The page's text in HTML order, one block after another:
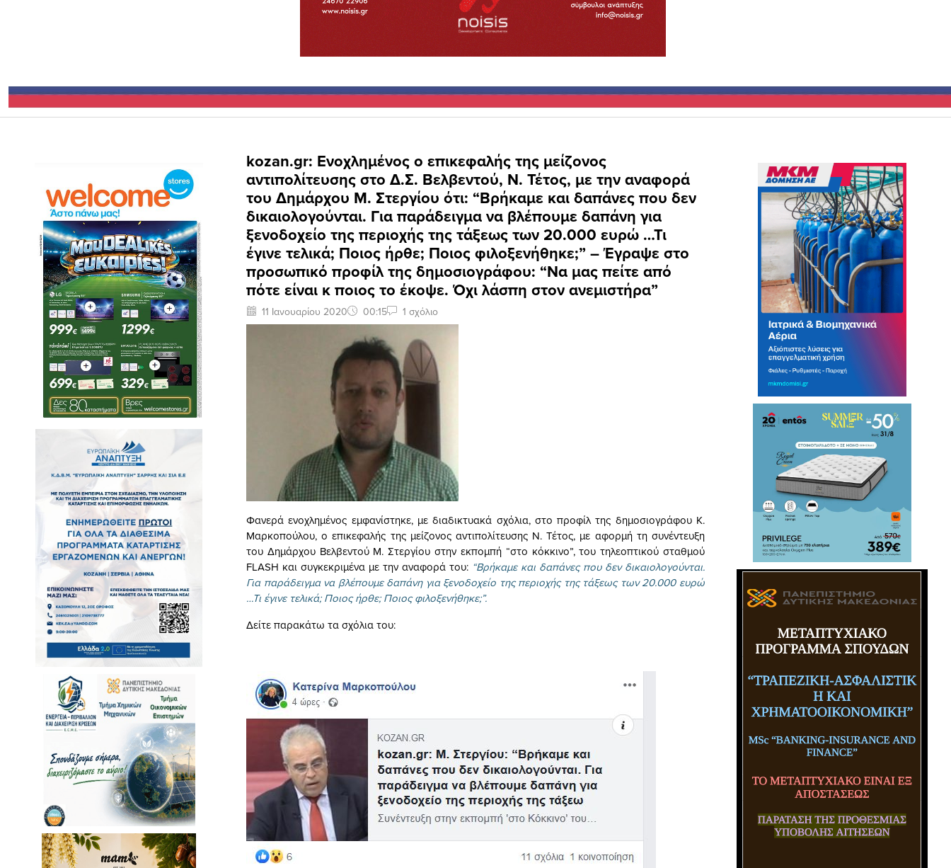
kozan.gr: Ενοχλημένος ο επικεφαλής της μείζονος
αντιπολίτευσης στο Δ.Σ. Βελβεντού, Ν. Τέτος, με την αναφορά
του Δημάρχου Μ. Στεργίου ότι: “Βρήκαμε και δαπάνες που δεν
δικαιολογούνται. Για παράδειγμα να βλέπουμε δαπάνη για
ξενοδοχείο της περιοχής της τάξεως των 20.000 ευρώ …Τι
έγινε τελικά; Ποιος ήρθε; Ποιος φιλοξενήθηκε;” – Έγραψε στο
προσωπικό προφίλ της δημοσιογράφου: “Να μας πείτε από
πότε είναι κ ποιος το έκοψε. Όχι λάσπη στον ανεμιστήρα”
11 Ιανουαρίου 2020 00:15 1 σχόλιο
Φανερά ενοχλημένος εμφανίστηκε, με διαδικτυακά σχόλια, στο προφίλ της δημοσιογράφου Κ.
Μαρκοπούλου, ο επικεφαλής της μείζονος αντιπολίτευσης Ν. Τέτος, με αφορμή τη συνέντευξη
του Δημάρχου Βελβεντού Μ. Στεργίου στην εκπομπή “στο κόκκινο”, του τηλεοπτικού σταθμού
FLASH και συγκεκριμένα με την αναφορά του: “Βρήκαμε και δαπάνες που δεν δικαιολογούνται.
Για παράδειγμα να βλέπουμε δαπάνη για ξενοδοχείο της περιοχής της τάξεως των 20.000 ευρώ
…Τι έγινε τελικά; Ποιος ήρθε; Ποιος φιλοξενήθηκε;”.
Δείτε παρακάτω τα σχόλια του: